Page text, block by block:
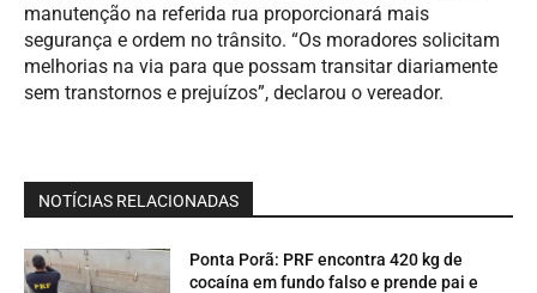
manutenção na referida rua proporcionará mais
segurança e ordem no trânsito. “Os moradores solicitam
melhorias na via para que possam transitar diariamente
sem transtornos e prejuízos”, declarou o vereador.
NOTÍCIAS RELACIONADAS
Ponta Porã: PRF encontra 420 kg de
cocaína em fundo falso e prende pai e